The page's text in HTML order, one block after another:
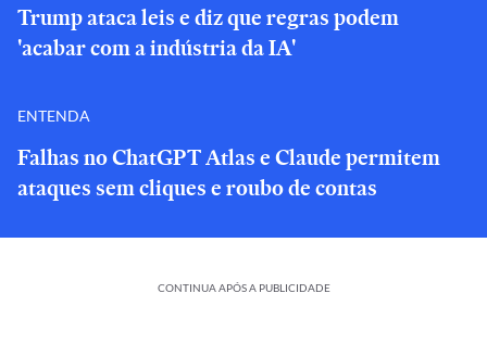
Trump ataca leis e diz que regras podem
'acabar com a indústria da IA'
ENTENDA
Falhas no ChatGPT Atlas e Claude permitem
ataques sem cliques e roubo de contas
CONTINUA APÓS A PUBLICIDADE